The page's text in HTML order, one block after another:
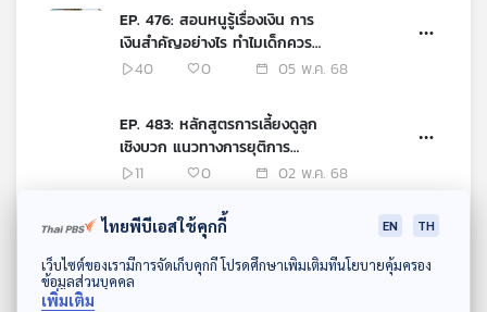
ดาวน์โหลด Thai PBS Podcast Application
EP. 476: สอนหนูรู้เรื่องเงิน การ
เงินสำคัญอย่างไร ทำไมเด็กควร
เรียน?
40 0 05 พ.ค. 68
EP. 483: หลักสูตรการเลี้ยงดูลูก
เชิงบวก แนวทางการยุติการ
ลงโทษทางร่างกายต่อเด็ก
11 0 02 พ.ค. 68
EP. 475: กีฬาเทควันโด ที่นำไปสู่
การเรียนแบบโฮมสคูล
39
0 28 เม.ย. 68
ไทยพีบีเอสใช้คุกกี้ EN TH
เว็บไซต์ของเรามีการจัดเก็บคุกกี้ โปรดศึกษาเพิ่มเติมที่นโยบายคุ้มครอง
ข้อมูลส่วนบุคคล
เพิ่มเติม